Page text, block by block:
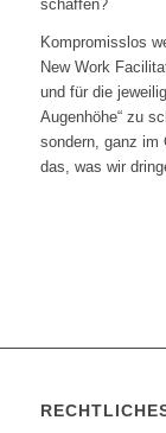
schaffen?
Kompromisslos
New Work
und für die
Augenhöhe“ zu
sondern, ganz im
das, was wir